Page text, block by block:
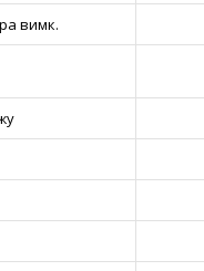
вимк.